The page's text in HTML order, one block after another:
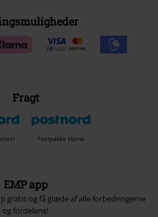
Fragt
Postpakke Home
EMP app
gratis og få glæde af alle forbedringerne
og fordelene!